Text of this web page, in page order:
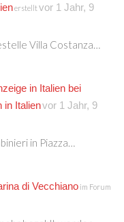
erstellt vor 1 Jahr, 9
Villa Costanza…
in Italien bei
in Italienvor 1 Jahr, 9
in Piazza…
di Vecchiano im Forum